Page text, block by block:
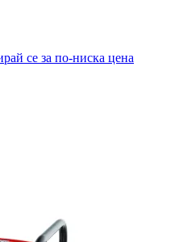
се за по-ниска цена